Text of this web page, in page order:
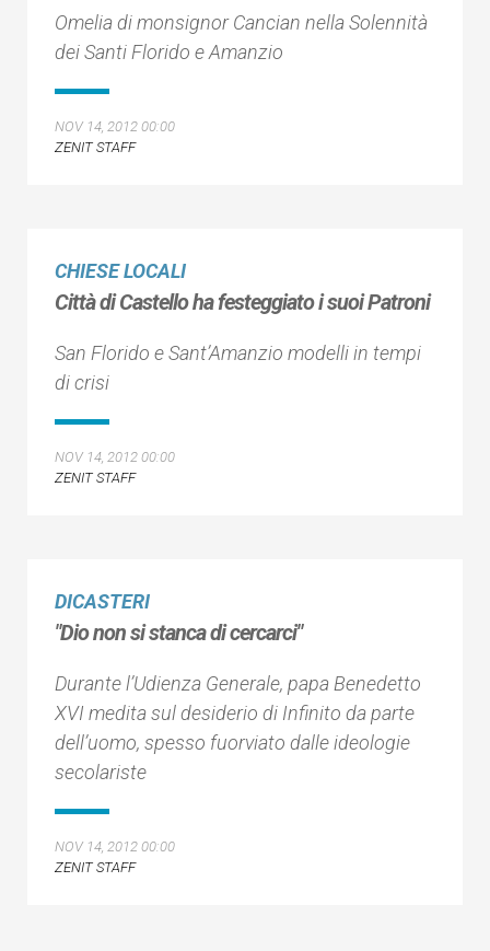
Omelia di monsignor Cancian nella Solennità
dei Santi Florido e Amanzio
NOV 14, 2012 00:00
ZENIT STAFF
CHIESE LOCALI
Città di Castello ha festeggiato i suoi Patroni
San Florido e Sant’Amanzio modelli in tempi
di crisi
NOV 14, 2012 00:00
ZENIT STAFF
DICASTERI
"Dio non si stanca di cercarci"
Durante l’Udienza Generale, papa Benedetto
XVI medita sul desiderio di Infinito da parte
dell’uomo, spesso fuorviato dalle ideologie
secolariste
NOV 14, 2012 00:00
ZENIT STAFF